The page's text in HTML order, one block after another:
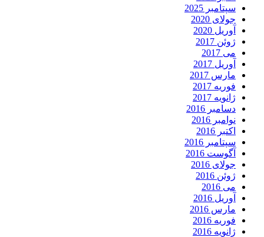
سپتامبر 2025
جولای 2020
آوریل 2020
ژوئن 2017
می 2017
آوریل 2017
مارس 2017
فوریه 2017
ژانویه 2017
دسامبر 2016
نوامبر 2016
اکتبر 2016
سپتامبر 2016
آگوست 2016
جولای 2016
ژوئن 2016
می 2016
آوریل 2016
مارس 2016
فوریه 2016
ژانویه 2016